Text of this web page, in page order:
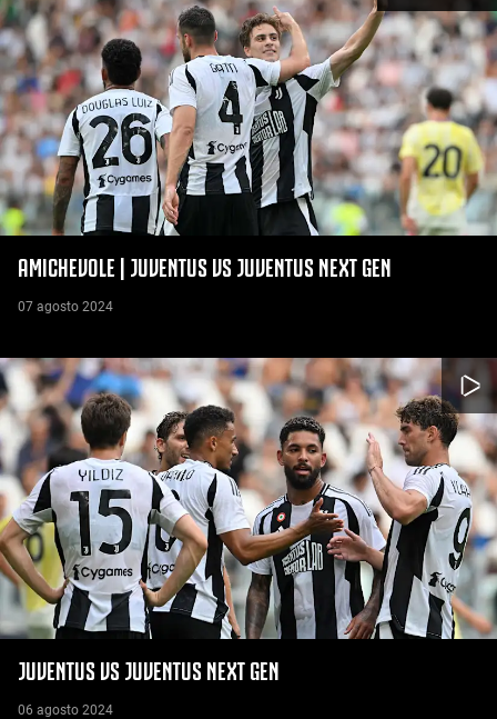
AMICHEVOLE | JUVENTUS VS JUVENTUS NEXT GEN
07 agosto 2024
JUVENTUS VS JUVENTUS NEXT GEN
06 agosto 2024